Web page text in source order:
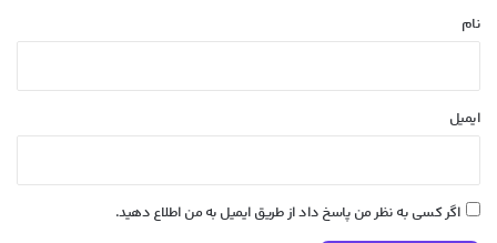
نام
ایمیل
اگر کسی به نظر من پاسخ داد از طریق ایمیل به من اطلاع دهید.